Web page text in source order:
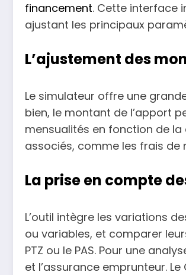
financement. Cette interface
ajustant les principaux
L’ajustement des
Le simulateur offre une
bien, le montant de l’apport
mensualités en fonction de
associés, comme les frais de
La prise en compte
L’outil intègre les variations
ou variables, et comparer
PTZ ou le PAS. Pour une
et l’assurance emprunteur.